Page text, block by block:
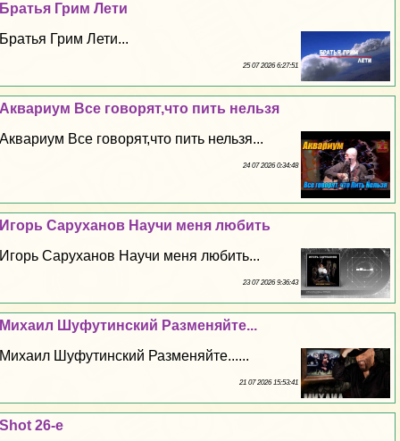
Братья Грим Лети
Братья Грим Лети...
25 07 2026 6:27:51
Аквариум Все говорят,что пить нельзя
Аквариум Все говорят,что пить нельзя...
24 07 2026 0:34:48
Игорь Саруханов Научи меня любить
Игорь Саруханов Научи меня любить...
23 07 2026 9:36:43
Михаил Шуфутинский Разменяйте...
Михаил Шуфутинский Разменяйте......
21 07 2026 15:53:41
Shot 26-е